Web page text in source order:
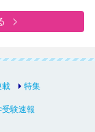
載 特集
受験速報